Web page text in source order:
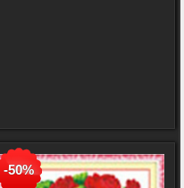
-50%